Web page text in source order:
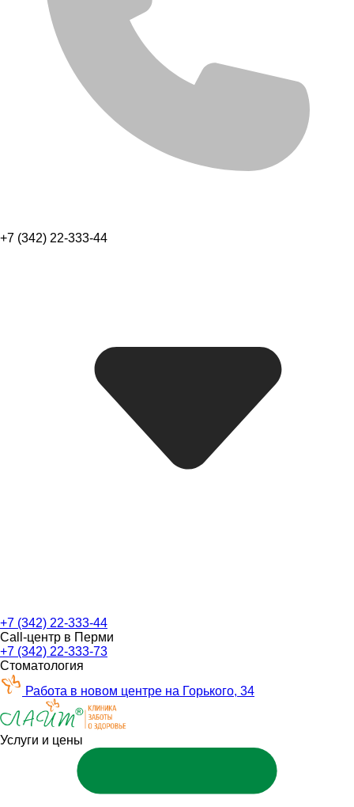
+7 (342) 22-333-44
+7 (342) 22-333-44
Call-центр в Перми
+7 (342) 22-333-73
Стоматология
Работа в новом центре на Горького, 34
Услуги и цены